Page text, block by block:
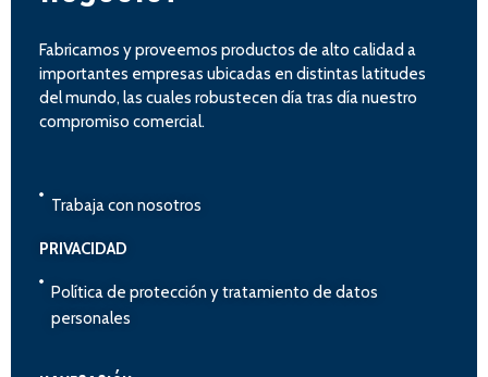
Fabricamos y proveemos productos de alto calidad a
importantes empresas ubicadas en distintas latitudes
del mundo, las cuales robustecen día tras día nuestro
compromiso comercial.
Trabaja con nosotros
PRIVACIDAD
Política de protección y tratamiento de datos
personales